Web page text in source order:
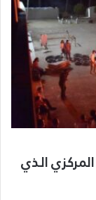
الذي